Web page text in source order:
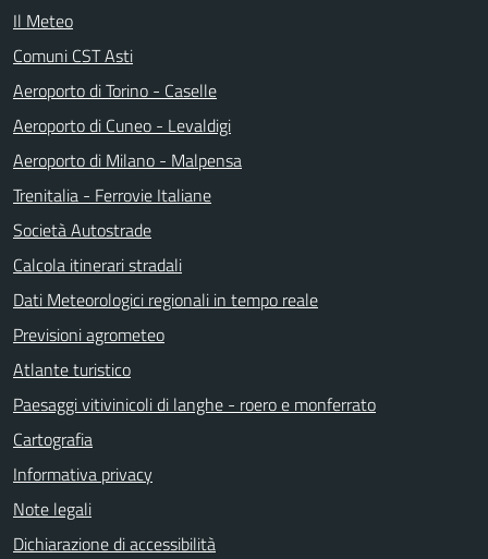
Il Meteo
Comuni CST Asti
Aeroporto di Torino - Caselle
Aeroporto di Cuneo - Levaldigi
Aeroporto di Milano - Malpensa
Trenitalia - Ferrovie Italiane
Società Autostrade
Calcola itinerari stradali
Dati Meteorologici regionali in tempo reale
Previsioni agrometeo
Atlante turistico
Paesaggi vitivinicoli di langhe - roero e monferrato
Cartografia
Informativa privacy
Note legali
Dichiarazione di accessibilità